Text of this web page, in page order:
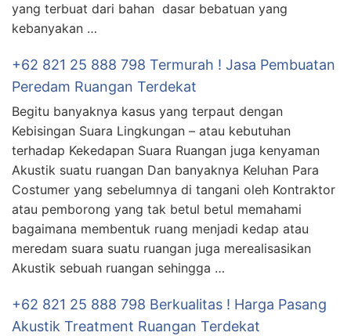
yang terbuat dari bahan dasar bebatuan yang
kebanyakan …
+62 821 25 888 798 Termurah ! Jasa Pembuatan
Peredam Ruangan Terdekat
Begitu banyaknya kasus yang terpaut dengan
Kebisingan Suara Lingkungan – atau kebutuhan
terhadap Kekedapan Suara Ruangan juga kenyaman
Akustik suatu ruangan Dan banyaknya Keluhan Para
Costumer yang sebelumnya di tangani oleh Kontraktor
atau pemborong yang tak betul betul memahami
bagaimana membentuk ruang menjadi kedap atau
meredam suara suatu ruangan juga merealisasikan
Akustik sebuah ruangan sehingga …
+62 821 25 888 798 Berkualitas ! Harga Pasang
Akustik Treatment Ruangan Terdekat